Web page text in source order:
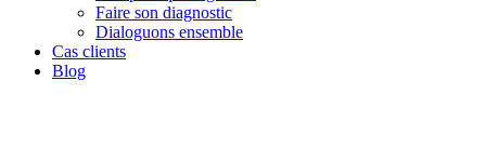
Faire son diagnostic
Dialoguons ensemble
Cas clients
Blog